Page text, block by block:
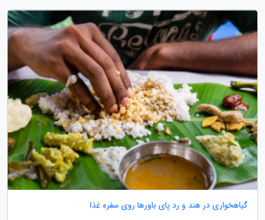
گیاهخواری در هند و رد پای باورها روی سفره غذا